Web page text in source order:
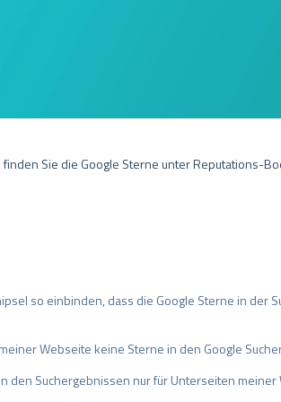
Sie die Google Sterne unter Reputations-
so einbinden, dass die Google Sterne in der
Webseite keine Sterne in den Google
den Suchergebnissen nur für Unterseiten